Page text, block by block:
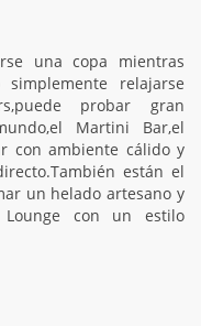
una copa mientras
relajarse
probar gran
Martini Bar,el
con ambiente cálido y
están el
un helado artesano y
Lounge con un estilo